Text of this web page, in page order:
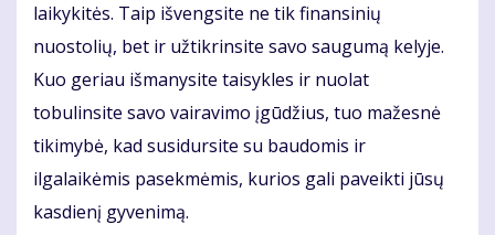
laikykitės. Taip išvengsite ne tik finansinių
nuostolių, bet ir užtikrinsite savo saugumą kelyje.
Kuo geriau išmanysite taisykles ir nuolat
tobulinsite savo vairavimo įgūdžius, tuo mažesnė
tikimybė, kad susidursite su baudomis ir
ilgalaikėmis pasekmėmis, kurios gali paveikti jūsų
kasdienį gyvenimą.